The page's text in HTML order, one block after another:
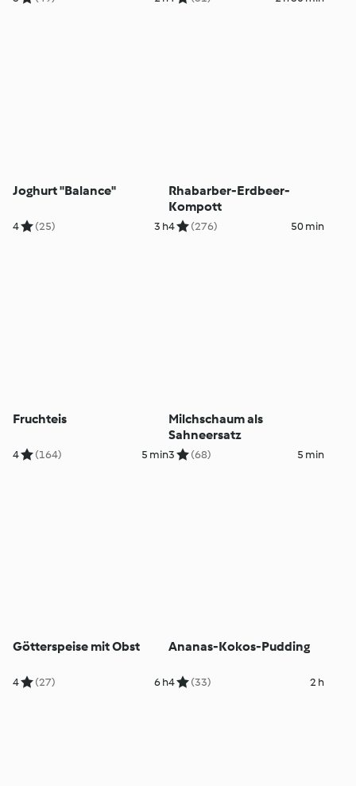
Joghurt "Balance"
4 (25) 3 h
Rhabarber-Erdbeer-
Kompott
4 (276) 50 min
Fruchteis
4 (164) 5 min
Milchschaum als
Sahneersatz
3 (68) 5 min
Götterspeise mit Obst
4 (27) 6 h
Ananas-Kokos-Pudding
4 (33) 2 h